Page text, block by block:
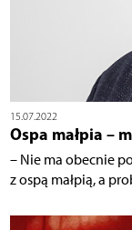
15.07.2022
Ospa małpia –
– Nie ma obecnie
z ospą małpią, a